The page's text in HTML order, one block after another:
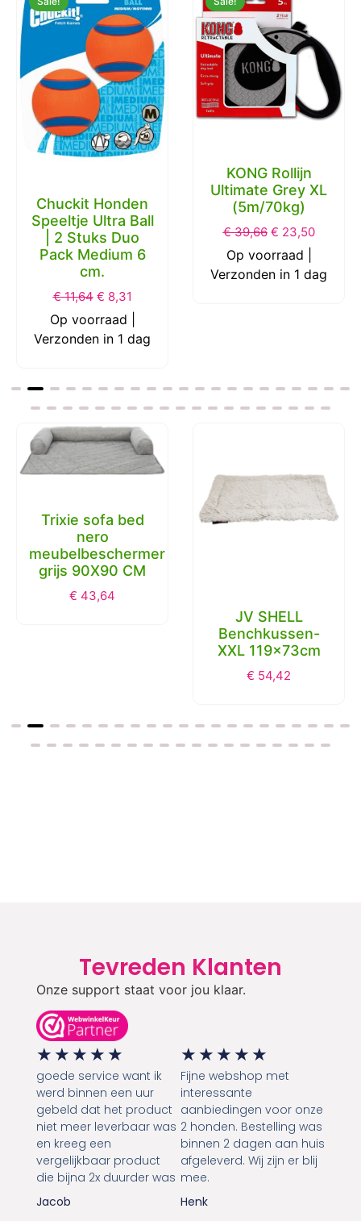
Chuckit Honden
Speeltje Ultra Ball
| 2 Stuks Duo
Pack Medium 6
cm.
€11,64 € 8,31
Op voorraad |
Verzonden in 1 dag
KONG Rollijn
Ultimate Grey XL
(5m/70kg)
€39,66 € 23,50
Op voorraad |
Verzonden in 1 dag
Trixie sofa bed
nero
meubelbeschermer
grijs 90X90 CM
€ 43,64
JV SHELL
Benchkussen-
XXL 119x73cm
€ 54,42
Tevreden Klanten
Onze support staat voor jou klaar.
★ ★ ★ ★ ★
goede service want ik
werd binnen een uur
gebeld dat het product
niet meer leverbaar was
en kreeg een
vergelijkbaar product
die bijna 2x duurder was
Jacob
★ ★ ★ ★ ★
Fijne webshop met
interessante
aanbiedingen voor onze
2 honden. Bestelling was
binnen 2 dagen aan huis
afgeleverd. Wij zijn er blij
mee.
Henk